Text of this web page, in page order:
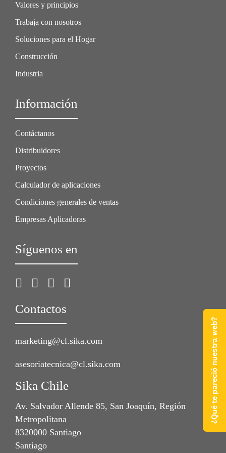
Valores y principios
Trabaja con nosotros
Soluciones para el Hogar
Construcción
Industria
Información
Contáctanos
Distribuidores
Proyectos
Calculador de aplicaciones
Condiciones generales de ventas
Empresas Aplicadoras
Síguenos en
Contactos
marketing@cl.sika.com
asesoriatecnica@cl.sika.com
Sika Chile
Av. Salvador Allende 85, San Joaquín, Región
Metropolitana
8320000 Santiago
Santiago
¿Qué te pareció nuestra web?